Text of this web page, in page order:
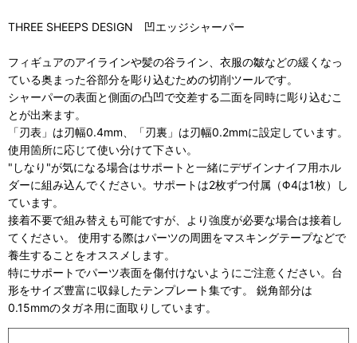
THREE SHEEPS DESIGN 凹エッジシャーパー
フィギュアのアイラインや髪の谷ライン、衣服の皺などの緩くなっ
ている奥まった谷部分を彫り込むための切削ツールです。
シャーパーの表面と側面の凸凹で交差する二面を同時に彫り込むこ
とが出来ます。
「刃表」は刃幅0.4mm、「刃裏」は刃幅0.2mmに設定しています。
使用箇所に応じて使い分けて下さい。
"しなり"が気になる場合はサポートと一緒にデザインナイフ用ホル
ダーに組み込んでください。サポートは2枚ずつ付属（Φ4は1枚）し
ています。
接着不要で組み替えも可能ですが、より強度が必要な場合は接着し
てください。 使用する際はパーツの周囲をマスキングテープなどで
養生することをオススメします。
特にサポートでパーツ表面を傷付けないようにご注意ください。台
形をサイズ豊富に収録したテンプレート集です。 鋭角部分は
0.15mmのタガネ用に面取りしています。